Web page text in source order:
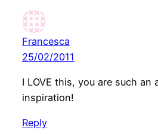
Francesca
25/02/2011
I LOVE this, you are such an
inspiration!
Reply